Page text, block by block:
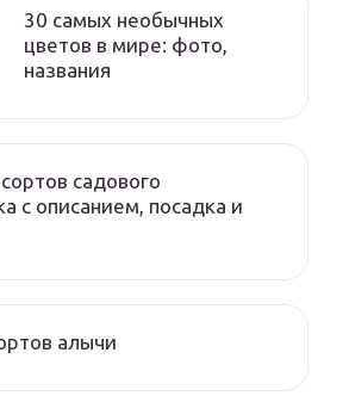
30 самых необычных
цветов в мире: фото,
названия
садового
с описанием, посадка и
алычи